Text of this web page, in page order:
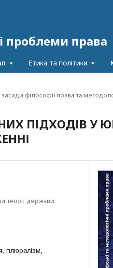
проблеми права
Етика та політики
засади філософії права та
ПІДХОДІВ У
теорії держави
плюралізм,